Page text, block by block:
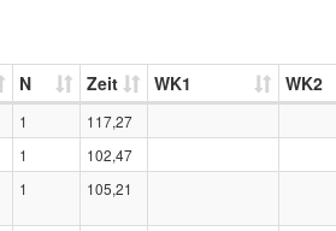
N Zeit WK1 WK2
1
117,27
1
102,47
1 105,21